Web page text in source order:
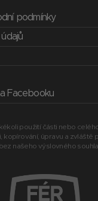
podmínky
Facebooku
použití části nebo
kopírování, úpravu a zvláště
našeho výslovného